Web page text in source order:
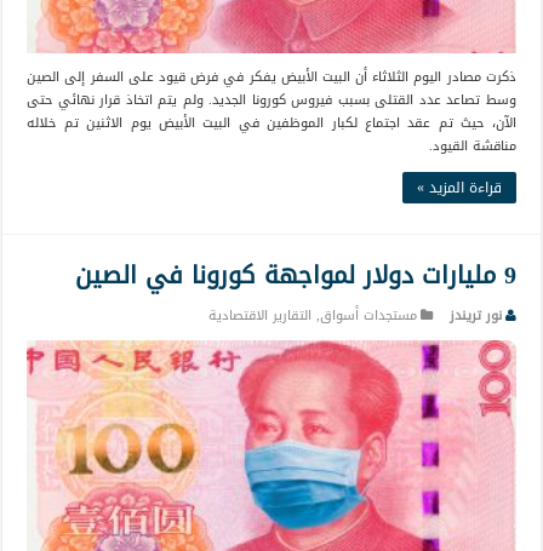
ذكرت مصادر اليوم الثلاثاء أن البيت الأبيض يفكر في فرض قيود على السفر إلى الصين
وسط تصاعد عدد القتلى بسبب فيروس كورونا الجديد. ولم يتم اتخاذ قرار نهائي حتى
الآن، حيث تم عقد اجتماع لكبار الموظفين في البيت الأبيض يوم الاثنين تم خلاله
مناقشة القيود.
قراءة المزيد »
9 مليارات دولار لمواجهة كورونا في الصين
نور تريندز مستجدات أسواق, التقارير الاقتصادية